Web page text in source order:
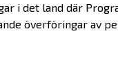
i det land där
överföringar av